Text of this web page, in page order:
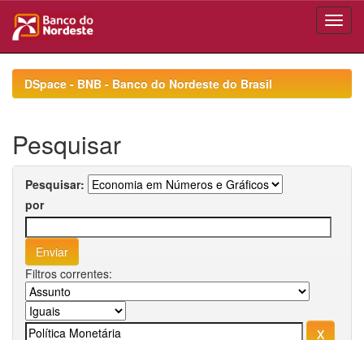
navigationDSpace - BNB - Banco do Nordeste do Brasil
Pesquisar
Pesquisar:
por
Filtros correntes: